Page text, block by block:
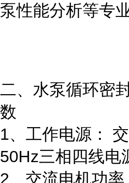
泵性能分析等专
二、水泵循环密
数
1、工作电源：
50Hz三相四线电
2、交流电机功